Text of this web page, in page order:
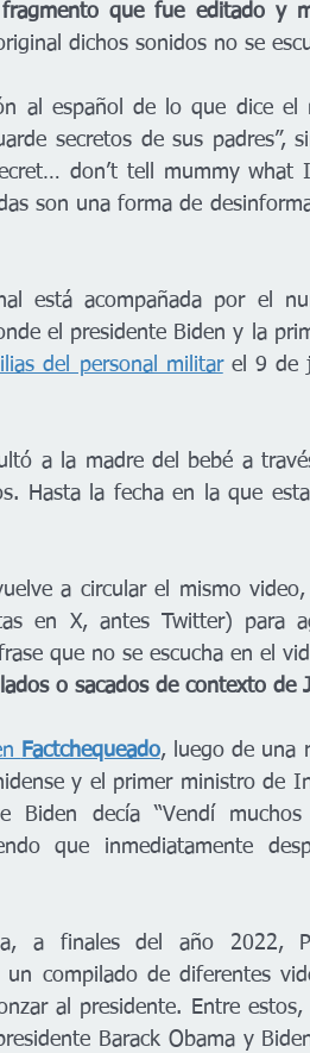
que fue editado y
dichos sonidos no se
al español de lo que dice
secretos de sus padres”,
don’t tell mummy what
son una forma de
está acompañada por el
el presidente Biden y la
del personal militar el 9 de
a la madre del bebé a
Hasta la fecha en la que
a circular el mismo
en X, antes Twitter) para
que no se escucha en el
o sacados de contexto de
Factchequeado, luego de una
y el primer ministro de
decía “Vendí
que inmediatamente
a finales del año 2022,
un compilado de diferentes
al presidente. Entre
Barack Obama y